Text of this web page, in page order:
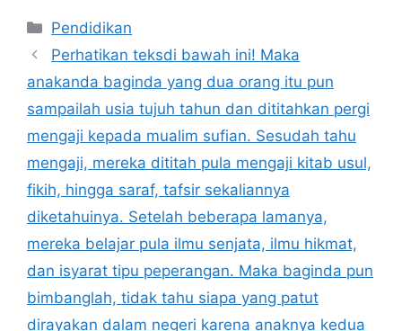
Kategori
Pendidikan
Perhatikan teksdi bawah ini! Maka
anakanda baginda yang dua orang itu pun
sampailah usia tujuh tahun dan dititahkan pergi
mengaji kepada mualim sufian. Sesudah tahu
mengaji, mereka dititah pula mengaji kitab usul,
fikih, hingga saraf, tafsir sekaliannya
diketahuinya. Setelah beberapa lamanya,
mereka belajar pula ilmu senjata, ilmu hikmat,
dan isyarat tipu peperangan. Maka baginda pun
bimbanglah, tidak tahu siapa yang patut
dirayakan dalam negeri karena anaknya kedua